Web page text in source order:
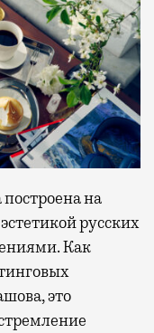
на
русских
Как
это